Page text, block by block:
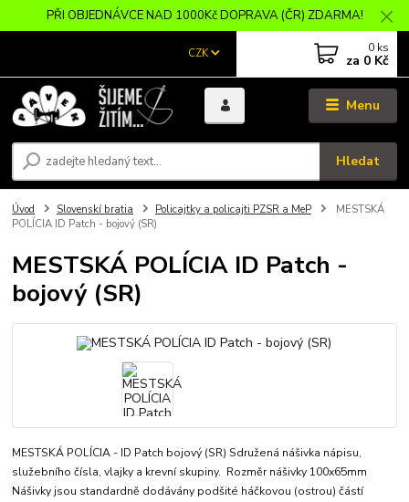
PŘI OBJEDNÁVCE NAD 1000Kč DOPRAVA (ČR) ZDARMA!
Menu
CZK
Hledat
0 ks
za 0 Kč
Úvod Slovenskí bratia Policajtky a policajti PZSR a MeP
MESTSKÁ
POLÍCIA ID Patch - bojový (SR)
MESTSKÁ POLÍCIA ID Patch -
bojový (SR)
MESTSKÁ POLÍCIA - ID Patch bojový (SR) Sdružená nášivka nápisu,
služebního čísla, vlajky a krevní skupiny. Rozměr nášivky 100x65mm
Nášivky jsou standardně dodávány podšité háčkovou (ostrou) částí